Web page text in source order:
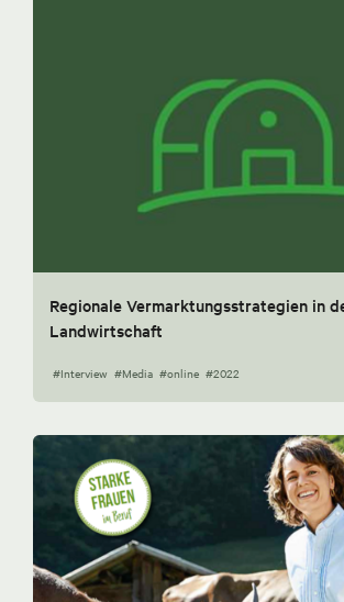
Regionale Vermarktungsstrategien in
Landwirtschaft
#Interview #Media #online #2022